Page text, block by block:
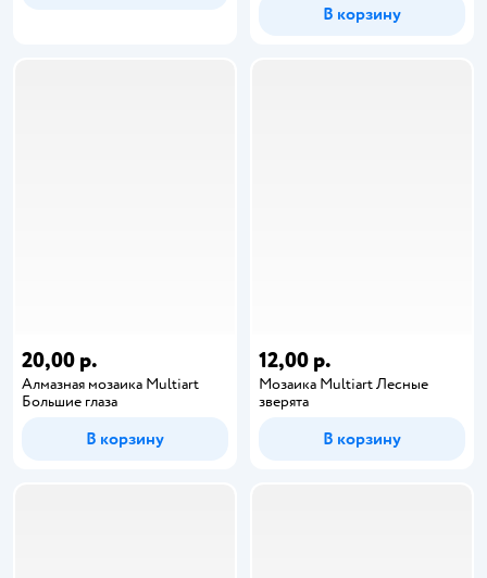
В корзину
20,00 р.
Алмазная мозаика Multiart
Большие глаза
В корзину
12,00 р.
Мозаика Multiart Лесные
зверята
В корзину